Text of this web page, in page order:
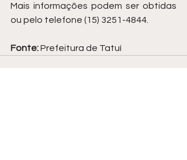
Mais informações podem ser obtidas
ou pelo telefone (15) 3251-4844.
Fonte: Prefeitura de Tatuí